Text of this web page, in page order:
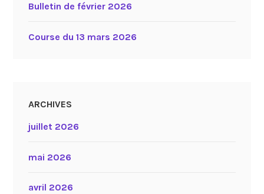
Bulletin de février 2026
Course du 13 mars 2026
ARCHIVES
juillet 2026
mai 2026
avril 2026